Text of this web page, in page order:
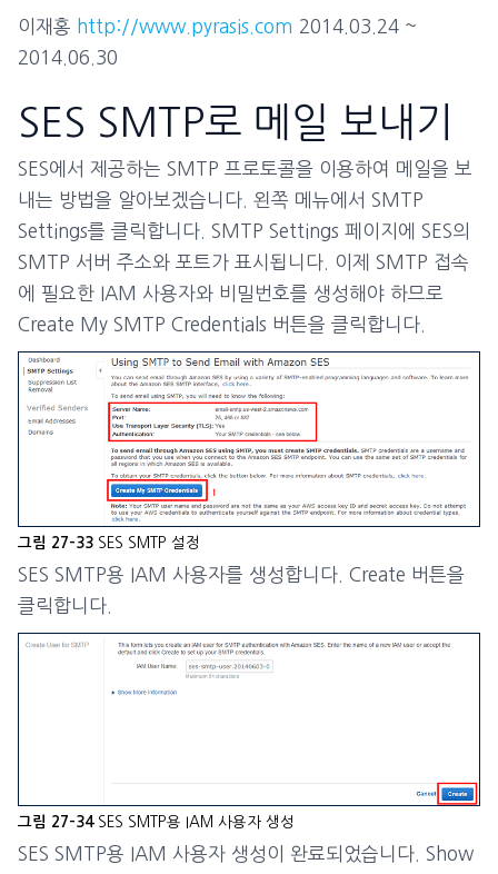
이재홍 http://www.pyrasis.com 2014.03.24 ~
2014.06.30
SES SMTP로 메일 보내기
SES에서 제공하는 SMTP 프로토콜을 이용하여 메일을 보
내는 방법을 알아보겠습니다. 왼쪽 메뉴에서 SMTP
Settings를 클릭합니다. SMTP Settings 페이지에 SES의
SMTP 서버 주소와 포트가 표시됩니다. 이제 SMTP 접속
에 필요한 IAM 사용자와 비밀번호를 생성해야 하므로
Create My SMTP Credentials 버튼을 클릭합니다.
그림 27-33 SES SMTP 설정
SES SMTP용 IAM 사용자를 생성합니다. Create 버튼을
클릭합니다.
그림 27-34SES SMTP용 IAM 사용자 생성
SES SMTP용 IAM 사용자 생성이 완료되었습니다. Show